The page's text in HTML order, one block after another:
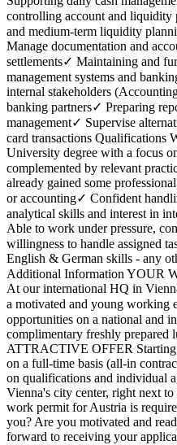
controlling account and
and medium-term liquidity
Manage documentation and
settlements✓ Maintaining and
management systems and
internal stakeholders
banking partners✓ Preparing
management✓ Supervise
card transactions
University degree with a focus
complemented by relevant
already gained some
or accounting✓ Confident
analytical skills and interest in
Able to work under pressure,
willingness to handle assigned
English & German skills - any
Additional Information YOUR
At our international HQ in
a motivated and young
opportunities on a national and
complimentary freshly prepared
ATTRACTIVE OFFER Starting
on a full-time basis (all-in
on qualifications and individual
Vienna's city center, right next
work permit for Austria is
you? Are you motivated and
forward to receiving your